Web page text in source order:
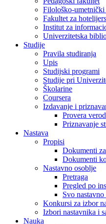
Filološko-
Fakultet za
Institut za
Univerzitetska
Studije
Pravila studiranja
Upis
Studijski programi
Studije pri
Školarine
Coursera
Izdavanje i
Provera
Priznavanje
Nastava
Propisi
Dokumenti
Dokumenti
Nastavno osoblje
Pretraga
Pregled po
Svo
Konkursi za izbor
Izbori nastavnika i
Nauka